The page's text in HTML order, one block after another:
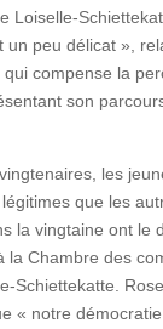
Loiselle-
un peu délicat »,
qui compense la
son
les
que les
la vingtaine ont le
la Chambre des
Schiettekatte.
« notre démocratie